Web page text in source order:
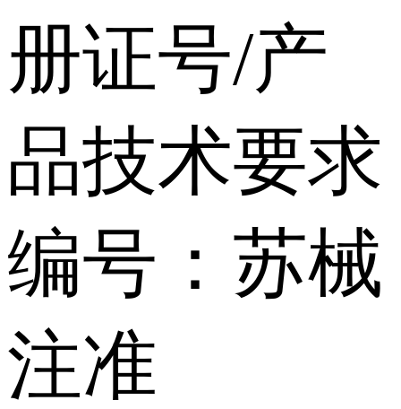
册证号/产
品技术要求
编号：苏械
注准